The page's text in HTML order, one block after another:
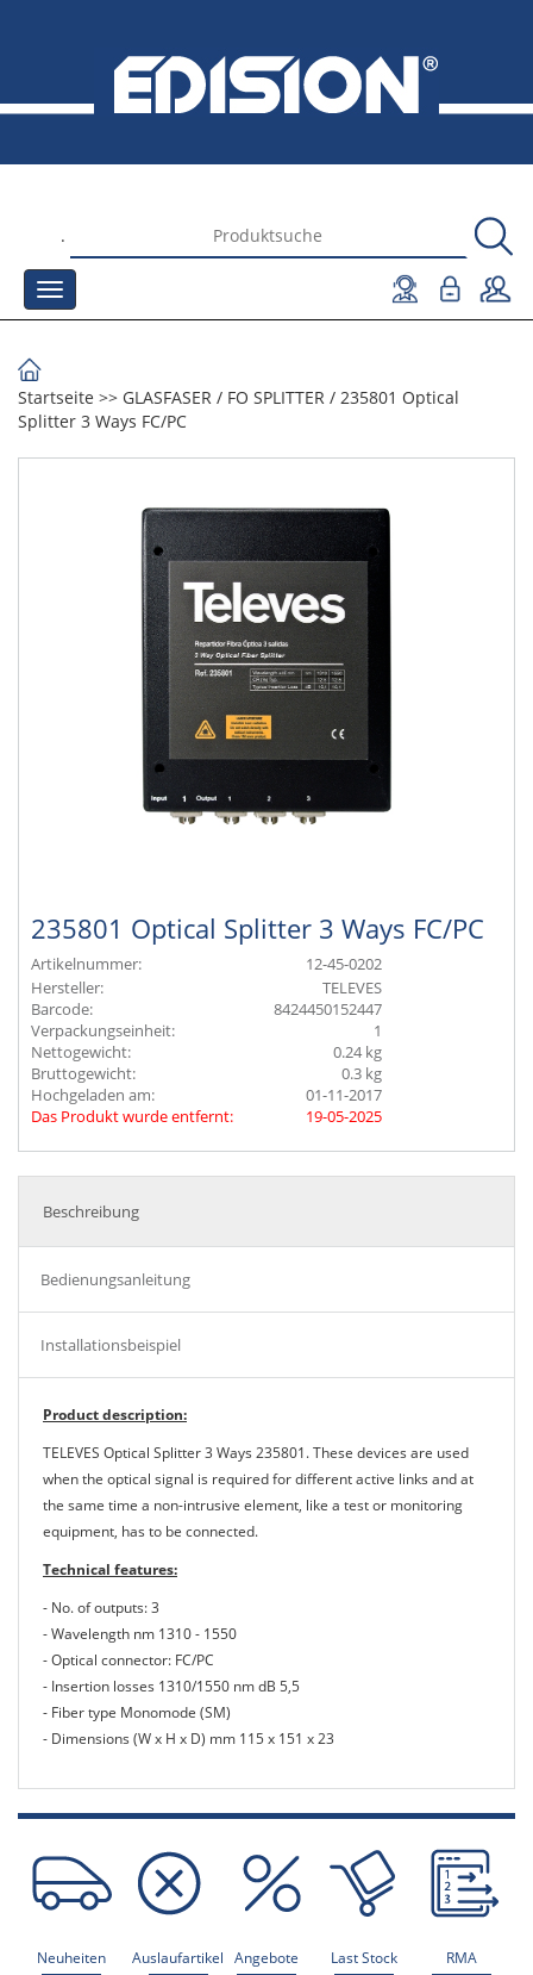
.
Startseite >> GLASFASER / FO SPLITTER / 235801 Optical
Splitter 3 Ways FC/PC
235801 Optical Splitter 3 Ways FC/PC
Artikelnummer:
12-45-0202
Hersteller:
TELEVES
Barcode:
8424450152447
Verpackungseinheit:
1
Nettogewicht:
0.24 kg
Bruttogewicht:
0.3 kg
Hochgeladen am:
01-11-2017
Das Produkt wurde entfernt:
19-05-2025
Beschreibung
Bedienungsanleitung
Installationsbeispiel
Product description:
TELEVES Optical Splitter 3 Ways 235801. These devices are used
when the optical signal is required for different active links and at
the same time a non-intrusive element, like a test or monitoring
equipment, has to be connected.
Technical features:
- No. of outputs: 3
- Wavelength nm 1310 - 1550
- Optical connector: FC/PC
- Insertion losses 1310/1550 nm dB 5,5
- Fiber type Monomode (SM)
- Dimensions (W x H x D) mm 115 x 151 x 23
Neuheiten Auslaufartikel Angebote Last Stock RMA